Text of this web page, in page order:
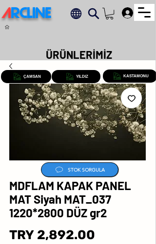
ARCLINE
MDFLAM KAPAK PANEL
MAT Siyah MAT_037
1220*2800 DÜZ gr2
TRY 2,892.00
ÇAMSAN YILDIZ KASTAMONU
STOK SORGULA
ÜRÜNLERİMİZ